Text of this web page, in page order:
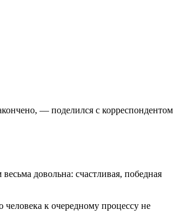
— поделился с корреспондентом
довольна: счастливая, победная
к очередному процессу не